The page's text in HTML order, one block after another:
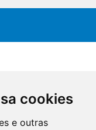
cookies
e outras
DE 2024